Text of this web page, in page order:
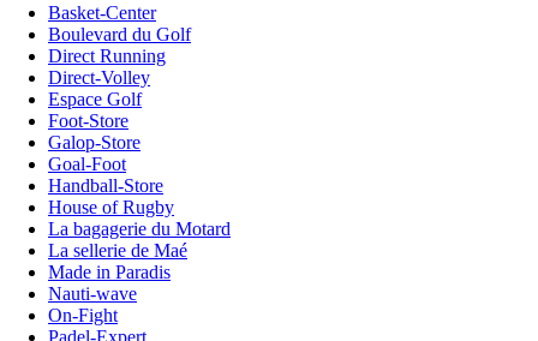
Basket-Center
Boulevard du Golf
Direct Running
Direct-Volley
Espace Golf
Foot-Store
Galop-Store
Goal-Foot
Handball-Store
House of Rugby
La bagagerie du Motard
La sellerie de Maé
Made in Paradis
Nauti-wave
On-Fight
Padel-Expert